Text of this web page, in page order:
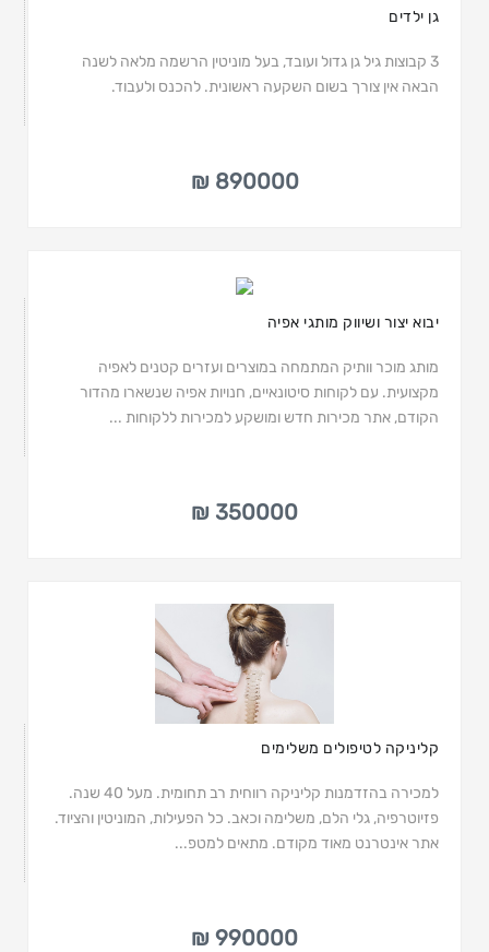
גן ילדים
3 קבוצות גיל גן גדול ועובד, בעל מוניטין הרשמה מלאה לשנה
הבאה אין צורך בשום השקעה ראשונית. להכנס ולעבוד.
890000 ₪
יבוא יצור ושיווק מותגי אפיה
מותג מוכר וותיק המתמחה במוצרים ועזרים קטנים לאפיה
מקצועית. עם לקוחות סיטונאיים, חנויות אפיה שנשארו מהדור
הקודם, אתר מכירות חדש ומושקע למכירות ללקוחות ...
350000 ₪
קליניקה לטיפולים משלימים
למכירה בהזדמנות קליניקה רווחית רב תחומית. מעל 40 שנה.
פזיוטרפיה, גלי הלם, משלימה וכאב. כל הפעילות, המוניטין והציוד.
אתר אינטרנט מאוד מקודם. מתאים למטפ...
990000 ₪